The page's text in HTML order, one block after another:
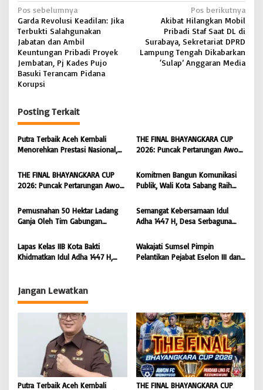
N
a
v
i
g
s
i
p
s
Pos sebelumnya
Garda Revolusi Keadilan: Jika
Terbukti Salahgunakan
Jabatan dan Ambil
Keuntungan Pribadi Proyek
Jembatan, Pj Kades Pujo
Basuki Terancam Pidana
Korupsi
Pos berikutnya
Akibat Hilangkan Mobil
Pribadi Staf Saat DL di
Surabaya, Sekretariat DPRD
Lampung Tengah Dikabarkan
‘Sulap’ Anggaran Media
Posting Terkait
Putra Terbaik Aceh Kembali
Menorehkan Prestasi Nasional,
Dipromosikan Menjadi
Koordinator JAM Pidum
THE FINAL BHAYANGKARA CUP
2026: Puncak Pertarungan Awon
FC Kedungwuni, Siap
Mengguncang Stadion Widya
Manggala Krida
THE FINAL BHAYANGKARA CUP
2026: Puncak Pertarungan Awon
FC Kedungwuni, Siap
Mengguncang Stadion Widya
Manggala Krida
Komitmen Bangun Komunikasi
Publik, Wali Kota Sabang Raih
BONGKAR’Perkara.com
Pemusnahan 50 Hektar Ladang
Ganja Oleh Tim Gabungan
Meurandeh
Semangat Kebersamaan Idul
Adha 1447 H, Desa Serbaguna
Ekor Kambing
Lapas Kelas IIB Kota Bakti
Khidmatkan Idul Adha 1447 H,
Wakajati Sumsel Pimpin
Pelantikan Pejabat Eselon III dan
Jangan Lewatkan
Putra Terbaik Aceh Kembali
THE FINAL BHAYANGKARA CUP